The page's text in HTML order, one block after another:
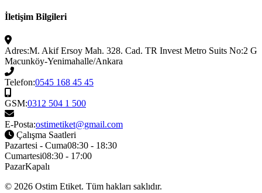
İletişim Bilgileri
Adres:M. Akif Ersoy Mah. 328. Cad. TR Invest Metro Suits No:2 G
Macunköy-Yenimahalle/Ankara
Telefon:0545 168 45 45
GSM:0312 504 1 500
E-Posta:ostimetiket@gmail.com
Çalışma Saatleri
Pazartesi - Cuma08:30 - 18:30
Cumartesi08:30 - 17:00
PazarKapalı
© 2026 Ostim Etiket. Tüm hakları saklıdır.